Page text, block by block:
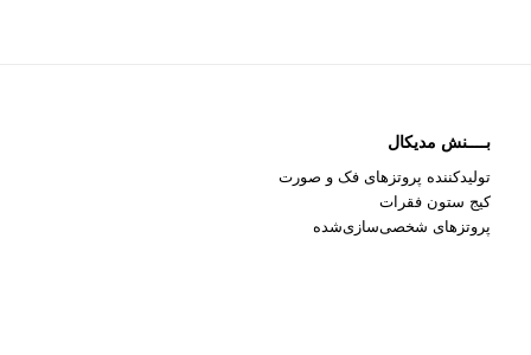
بــــنش مدیکال
تولیدکننده پروتزهای فک و صورت
کیج ستون فقرات
پروتزهای شخصی‌سازی‌شده